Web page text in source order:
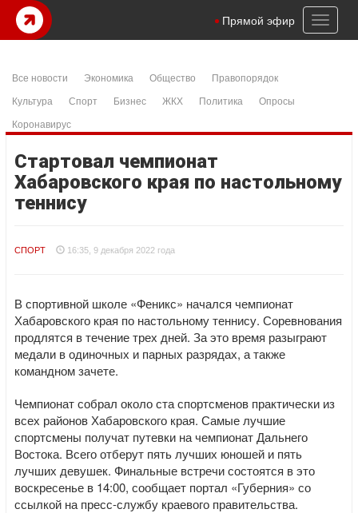
Toggle
Прямой эфир
Все новости Экономика Общество
Правопорядок
Культура
Спорт Бизнес ЖКХ Политика
Опросы
Коронавирус
Стартовал чемпионат
Хабаровского края по настольному
теннису
СПОРТ 16:35, 9 декабря 2022 года
В спортивной школе «Феникс» начался чемпионат
Хабаровского края по настольному теннису. Соревнования
продлятся в течение трех дней. За это время разыграют
медали в одиночных и парных разрядах, а также
командном зачете.
Чемпионат собрал около ста спортсменов практически из
всех районов Хабаровского края. Самые лучшие
спортсмены получат путевки на чемпионат Дальнего
Востока. Всего отберут пять лучших юношей и пять
лучших девушек. Финальные встречи состоятся в это
воскресенье в 14:00, сообщает портал «Губерния» со
ссылкой на пресс-службу краевого правительства.